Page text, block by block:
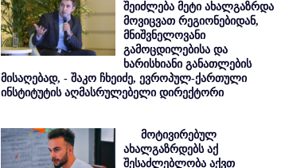
შეიძლება მეტი ახალგაზრდა
მოვიცვათ რეგიონებიდან,
მნიშვნელოვანი
გამოცდილებისა და
ხარისხიანი განათლების
მისაღებად, - შაკო ჩხეიძე, ევროპულ-ქართული
ინსტიტუტის აღმასრულებელი დირექტორი
მოტივირებულ
ახალგაზრდებს აქ
შესაძლებლობა აქვთ